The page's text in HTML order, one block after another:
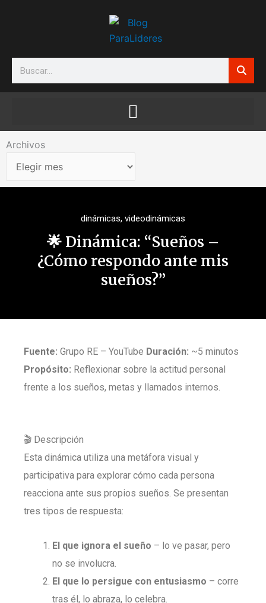
Search
Archivos
Archivos
dinámicas, videodinámicas
🌟 Dinámica: “Sueños –
¿Cómo respondo ante mis
sueños?”
Fuente: Grupo RE – YouTube Duración: ~5 minutos
Propósito: Reflexionar sobre la actitud personal
frente a los sueños, metas y llamados internos.
🎬 Descripción
Esta dinámica utiliza una metáfora visual y
participativa para explorar cómo cada persona
reacciona ante sus propios sueños. Se presentan
tres tipos de respuesta:
El que ignora el sueño – lo ve pasar, pero
no se involucra.
El que lo persigue con entusiasmo – corre
tras él, lo abraza, lo celebra.